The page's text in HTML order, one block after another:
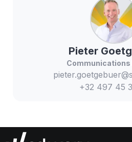
Pieter
+32 497 45